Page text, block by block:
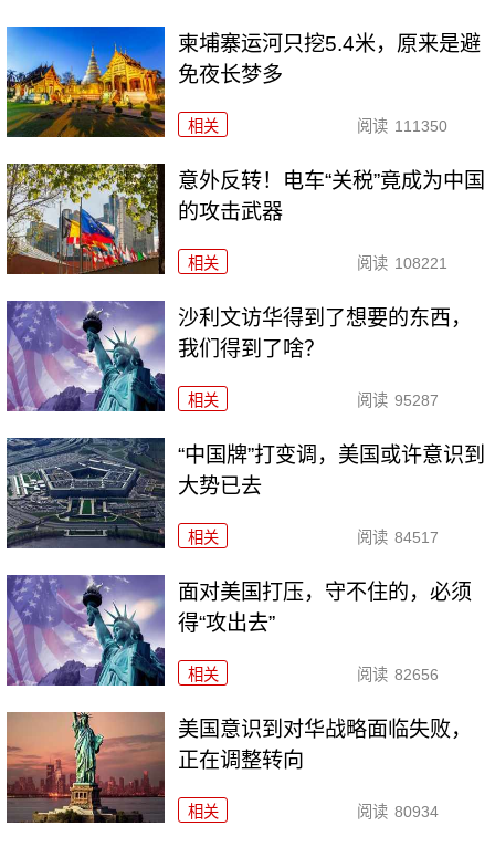
柬埔寨运河只挖5.4米，原来是避
免夜长梦多
相关 阅读 111350
意外反转！电车“关税”竟成为中国
的攻击武器
相关 阅读 108221
沙利文访华得到了想要的东西，
我们得到了啥？
相关 阅读 95287
“中国牌”打变调，美国或许意识到
大势已去
相关 阅读 84517
面对美国打压，守不住的，必须
得“攻出去”
相关 阅读 82656
美国意识到对华战略面临失败，
正在调整转向
相关 阅读 80934